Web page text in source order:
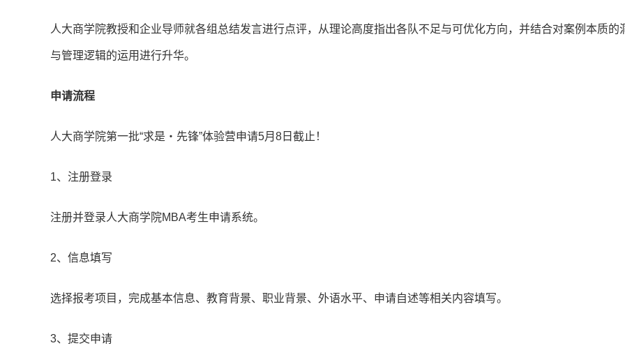
人大商学院教授和企业导师就各组总结发言进行点评，从理论高度指出各队不足与可优化方向，并结合对案例本质的
与管理逻辑的运用进行升华。
申请流程
人大商学院第一批“求是‧先锋”体验营申请5月8日截止！
1、注册登录
注册并登录人大商学院MBA考生申请系统。
2、信息填写
选择报考项目，完成基本信息、教育背景、职业背景、外语水平、申请自述等相关内容填写。
3、提交申请